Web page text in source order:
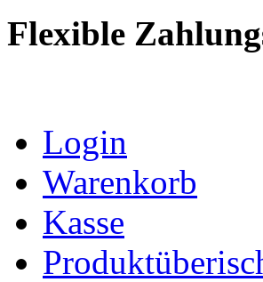
Flexible
Login
Warenkorb
Kasse